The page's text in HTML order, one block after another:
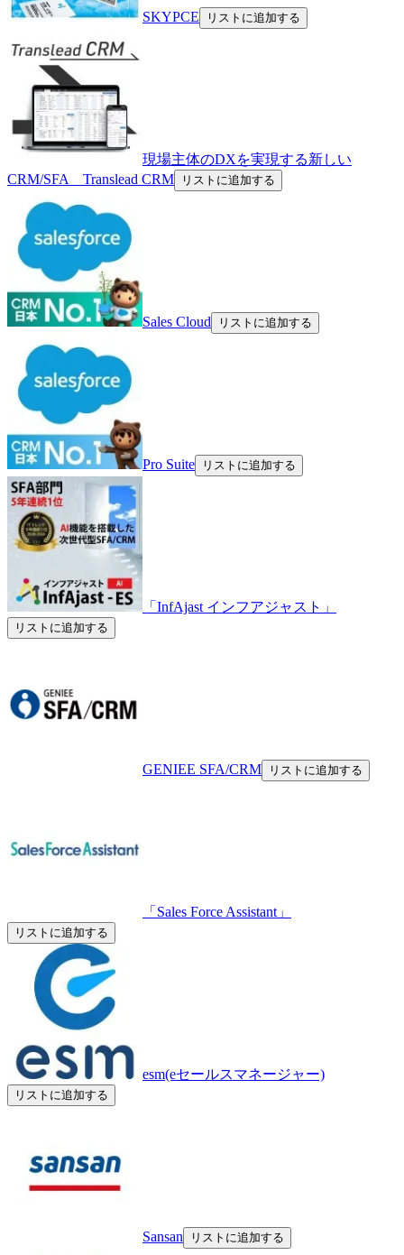
SKYPCE リストに追加する
現場主体のDXを実現する新しい
CRM/SFA Translead CRM
リストに追加する
Sales Cloud リストに追加する
Pro Suite リストに追加する
「InfAjast インフアジャスト」
リストに追加する
GENIEE SFA/CRM リストに追加する
「Sales Force Assistant」
リストに追加する
esm(eセールスマネージャー)
リストに追加する
Sansan リストに追加する